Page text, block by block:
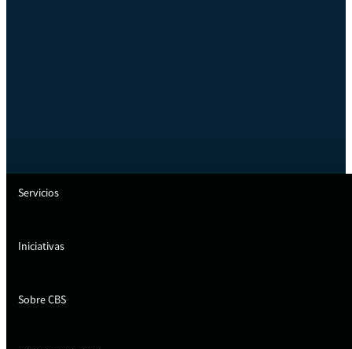
Servicios
Iniciativas
Sobre CBS